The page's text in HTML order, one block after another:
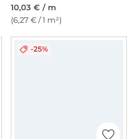
10,03 € / m
(6,27 € / 1 m²)
-25%